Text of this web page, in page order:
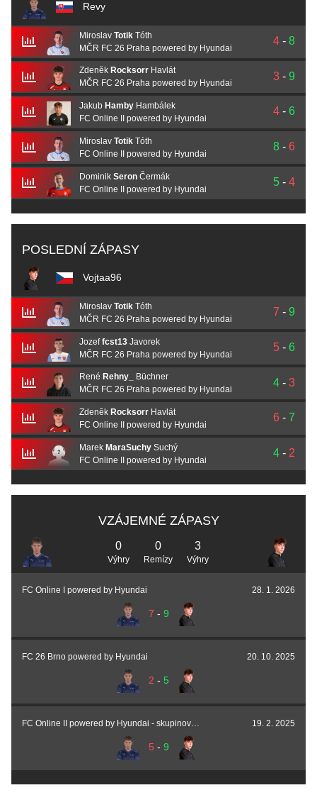
Revy
Miroslav TotikTóth
MČR FC 26 Praha powered by Hyundai
4 - 8
Zdeněk RocksorrHavlát
MČR FC 26 Praha powered by Hyundai
3 - 9
Jakub HambyHambálek
FC Online II powered by Hyundai
4 - 6
Miroslav TotikTóth
FC Online II powered by Hyundai
8 - 6
Dominik SeronČermák
FC Online II powered by Hyundai
5 - 4
POSLEDNÍ ZÁPASY
Vojtaa96
Miroslav TotikTóth
MČR FC 26 Praha powered by Hyundai
7 - 9
Jozeffcst13Javorek
MČR FC 26 Praha powered by Hyundai
5 - 6
René Rehny_
Büchner
MČR FC 26 Praha powered by Hyundai
4 - 3
Zdeněk RocksorrHavlát
FC Online II powered by Hyundai
6 - 7
Marek MaraSuchySuchý
FC Online II powered by Hyundai
4 - 2
VZÁJEMNÉ ZÁPASY
0
Výhry
0
Remízy
3
Výhry
FC Online I powered by Hyundai 28. 1. 2026
7 - 9
FC 26 Brno powered by Hyundai 20. 10. 2025
2 - 5
FC Online II powered by Hyundai - skupinová fáze 19. 2. 2025
5- 9